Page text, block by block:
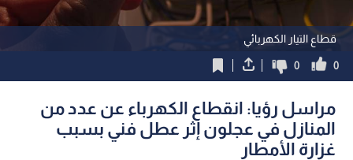
قطاع التيار الكهربائي
0
0
مراسل رؤيا: انقطاع الكهرباء عن عدد من
المنازل في عجلون إثر عطل فني بسبب
غزارة الأمطار